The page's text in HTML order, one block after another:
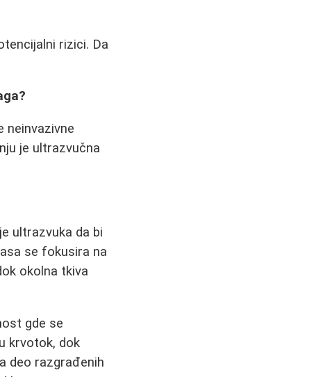
rizici. Da
neinvazivne
je ultrazvučna
ultrazvuka da bi
se fokusira na
okolna tkiva
gde se
krvotok, dok
deo razgrađenih